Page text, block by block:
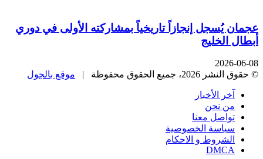
عجمان يُسجل إنجازاً تاريخياً بمشاركته الأولى في دوري
أبطال الخليج
2026-06-08
© حقوق النشر 2026، جميع الحقوق محفوظة |
موقع بالجول
آخر الأخبار
من نحن
تواصل معنا
سياسة الخصوصية
الشروط و الاحكام
DMCA